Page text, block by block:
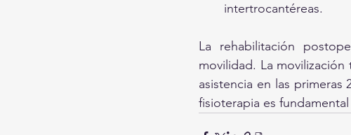
intertrocantéreas.
La rehabilitación
movilidad. La
asistencia en las primeras
fisioterapia es